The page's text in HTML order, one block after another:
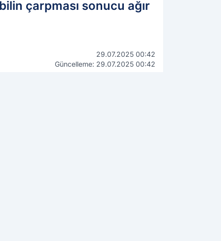
çarpması sonucu ağır
29.07.2025 00:42
Güncelleme: 29.07.2025 00:42